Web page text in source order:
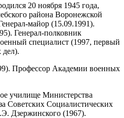
20 ноября 1945 года,
района Воронежской
майор (15.09.1991).
Генерал-полковник
специалист (1997, первый
дел).
Профессор Академии военных
училище Министерства
Советских Социалистических
Дзержинского (1967).